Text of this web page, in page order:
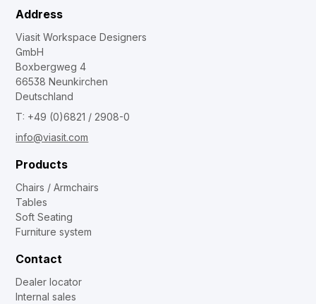
Address
Viasit Workspace Designers
GmbH
Boxbergweg 4
66538 Neunkirchen
Deutschland
T: +49 (0)6821 / 2908-0
info@viasit.com
Products
Chairs / Armchairs
Tables
Soft Seating
Furniture system
Contact
Dealer locator
Internal sales